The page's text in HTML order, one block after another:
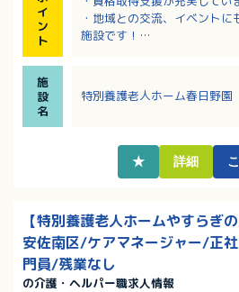
イ
ン
ト
・地域との交流、イベント
施設です！
施
設
名
特別養護老人ホーム春日野園
★ 詳細
【特別養護老人ホームやすらぎ
安佐南区/ケアマネージャー/正
門員/残業なし
の介護・ヘルパー職求人情報